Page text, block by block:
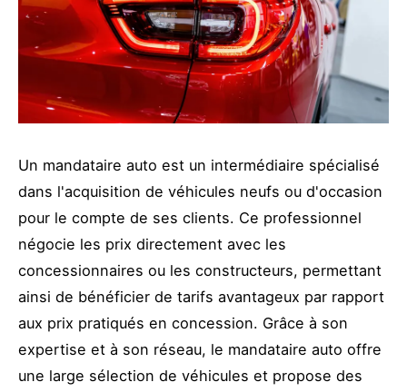
Un mandataire auto est un intermédiaire spécialisé
dans l'acquisition de véhicules neufs ou d'occasion
pour le compte de ses clients. Ce professionnel
négocie les prix directement avec les
concessionnaires ou les constructeurs, permettant
ainsi de bénéficier de tarifs avantageux par rapport
aux prix pratiqués en concession. Grâce à son
expertise et à son réseau, le mandataire auto offre
une large sélection de véhicules et propose des